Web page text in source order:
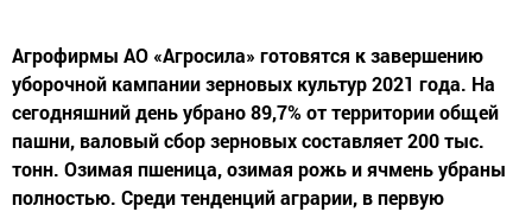
Агрофирмы АО «Агросила» готовятся к завершению
уборочной кампании зерновых культур 2021 года. На
сегодняшний день убрано 89,7% от территории общей
пашни, валовый сбор зерновых составляет 200 тыс.
тонн. Озимая пшеница, озимая рожь и ячмень убраны
полностью. Среди тенденций аграрии, в первую